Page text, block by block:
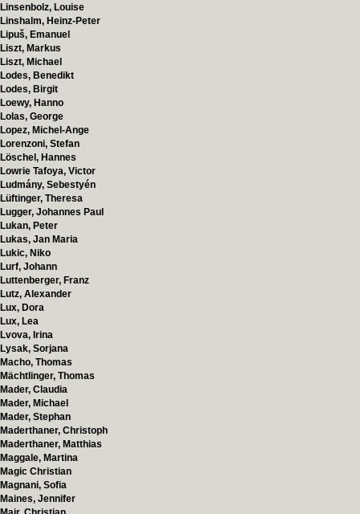
Linsenbolz, Louise
Linshalm, Heinz-Peter
Lipuš, Emanuel
Liszt, Markus
Liszt, Michael
Lodes, Benedikt
Lodes, Birgit
Loewy, Hanno
Lolas, George
Lopez, Michel-Ange
Lorenzoni, Stefan
Löschel, Hannes
Lowrie Tafoya, Victor
Ludmány, Sebestyén
Lüftinger, Theresa
Lugger, Johannes Paul
Lukan, Peter
Lukas, Jan Maria
Lukic, Niko
Lurf, Johann
Luttenberger, Franz
Lutz, Alexander
Lux, Dora
Lux, Lea
Lvova, Irina
Lysak, Sorjana
Macho, Thomas
Mächtlinger, Thomas
Mader, Claudia
Mader, Michael
Mader, Stephan
Maderthaner, Christoph
Maderthaner, Matthias
Maggale, Martina
Magic Christian
Magnani, Sofia
Maines, Jennifer